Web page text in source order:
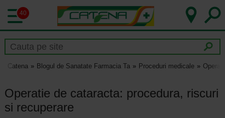
40
Catena Blogul de Sanatate Farmacia Ta Proceduri medicale
Operatie de cataracta: procedura, riscuri
si recuperare